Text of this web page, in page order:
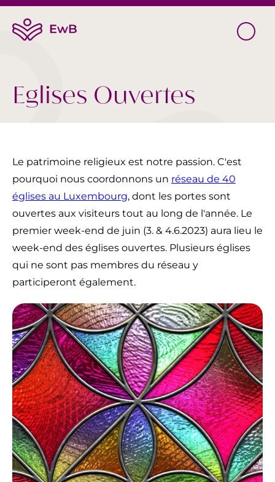
Eglises Ouvertes
Le patrimoine religieux est notre passion. C'est
pourquoi nous coordonnons un réseau de 40
églises au Luxembourg, dont les portes sont
ouvertes aux visiteurs tout au long de l'année. Le
premier week-end de juin (3. & 4.6.2023) aura lieu le
week-end des églises ouvertes. Plusieurs églises
qui ne sont pas membres du réseau y
participeront également.